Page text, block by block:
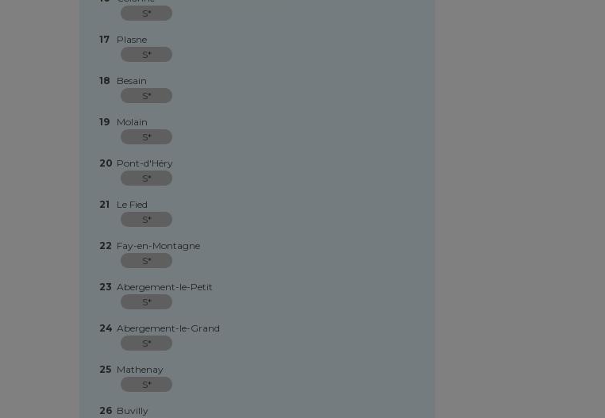
S*
17
Plasne
S*
18
Besain
S*
19
Molain
S*
20 Pont-d'Héry
S*
21
Le Fied
S*
22 Fay-en-Montagne
S*
23 Abergement-le-Petit
S*
24 Abergement-le-Grand
S*
25 Mathenay
S*
26 Buvilly